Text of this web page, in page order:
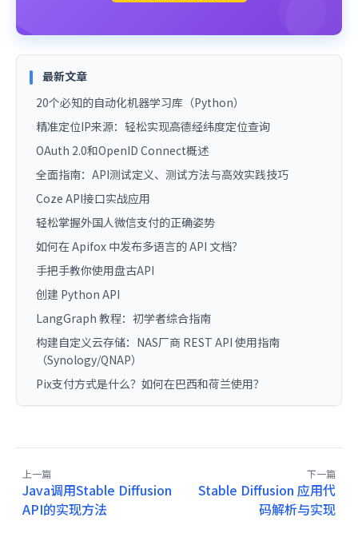
最新文章
20个必知的自动化机器学习库（Python）
精准定位IP来源：轻松实现高德经纬度定位查询
OAuth 2.0和OpenID Connect概述
全面指南：API测试定义、测试方法与高效实践技巧
Coze API接口实战应用
轻松掌握外国人微信支付的正确姿势
如何在 Apifox 中发布多语言的 API 文档？
手把手教你使用盘古API
创建 Python API
LangGraph 教程：初学者综合指南
构建自定义云存储：NAS厂商 REST API 使用指南
（Synology/QNAP）
Pix支付方式是什么？如何在巴西和荷兰使用？
上一篇
Java调用Stable Diffusion
API的实现方法
下一篇
Stable Diffusion 应用代
码解析与实现